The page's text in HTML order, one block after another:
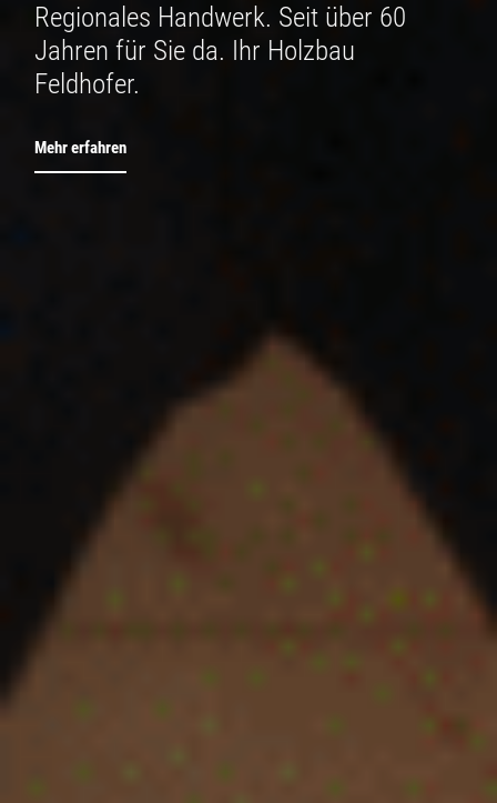
Regionales Handwerk. Seit über 60
Jahren für Sie da. Ihr Holzbau
Feldhofer.
Mehr erfahren